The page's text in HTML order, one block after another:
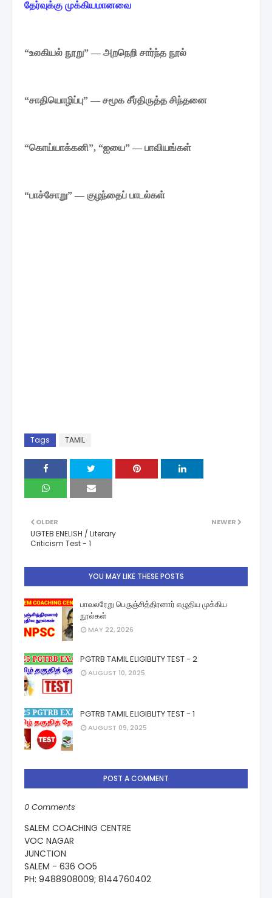
தேர்வுக்குமுக்கியமானவை
“உலகியல்நூறு” — அறநெறிசார்ந்தநூல்
“சாதியொழிப்பு” — சமூகசீர்திருத்தசிந்தனை
“கொய்யாக்கனி”, “ஐயை” — பாவியங்கள்
“பாச்சோறு” — குழந்தைப்பாடல்கள்
Tags TAMIL
NEWER
OLDER
UGTEB ENELISH / Literary
Criticism Test - 1
YOU MAY LIKE THESE POSTS
பாவலரேறு பெருஞ்சித்திரனார் எழுதிய முக்கிய
நூல்கள்
MAY 22, 2026
PGTRB TAMIL ELIGIBLITY TEST - 2
AUGUST 10, 2025
PGTRB TAMIL ELIGIBLITY TEST - 1
AUGUST 09, 2025
POST A COMMENT
0 Comments
SALEM COACHING CENTRE
VOC NAGAR
JUNCTION
SALEM - 636 OO5
PH: 9488908009; 8144760402